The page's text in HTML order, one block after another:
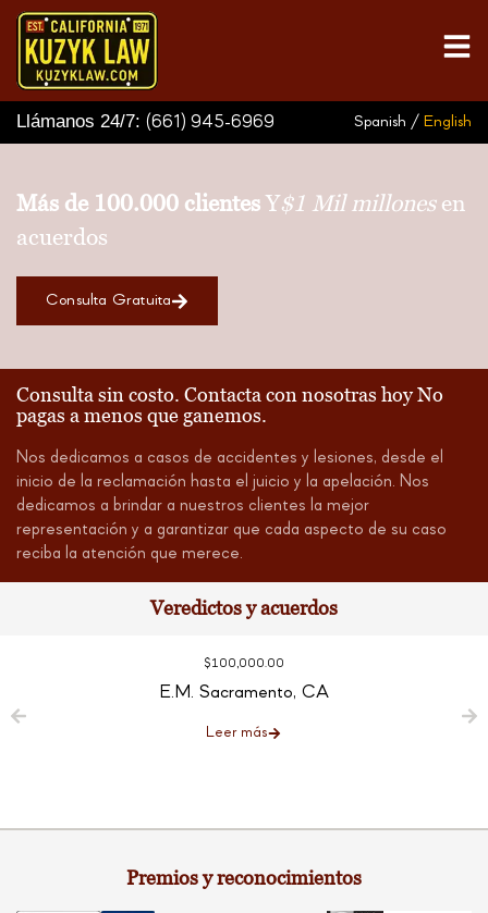
Llámanos 24/7: (661) 945-6969 Spanish / English
Más de 100.000 clientesY$1 Mil millonesen
acuerdos
Consulta Gratuita
Consulta sin costo. Contacta con nosotras hoyNo
pagas a menos que ganemos.
Nos dedicamos a casos de accidentes y lesiones, desde el
inicio de la reclamación hasta el juicio y la apelación. Nos
dedicamos a brindar a nuestros clientes la mejor
representación y a garantizar que cada aspecto de su caso
reciba la atención que merece.
Veredictos y acuerdos
$100,000.00
E.M. Sacramento, CA
Leer más
Premios y reconocimientos